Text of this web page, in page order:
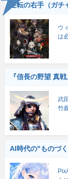
逆転の右手（ガチ
ウ
は
『信長の野望 真
武
竹
AI時代の"ものづ